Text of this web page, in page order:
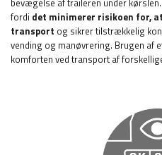
bevægelse af traileren under
fordi det minimerer risikoen for,
transport og sikrer tilstrækkelig
vending og manøvrering. Brugen af
komforten ved transport af